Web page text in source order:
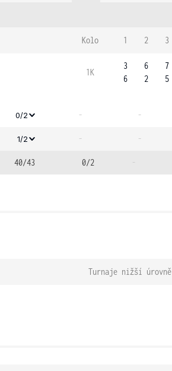
Kolo 1 2 3
1K
3
6
6
2
7
5
0/2 - -
1/2 - -
40/43 0/2 -
Turnaje nižší úrovně